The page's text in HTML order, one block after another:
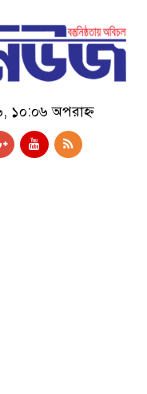
১০:০৬ অপরাহ্ন